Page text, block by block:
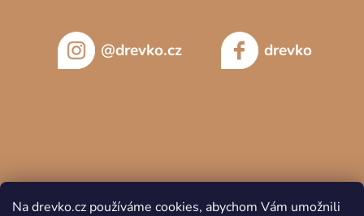
Na drevko.cz používáme cookies, abychom Vám umožnili
@drevko.cz drevko